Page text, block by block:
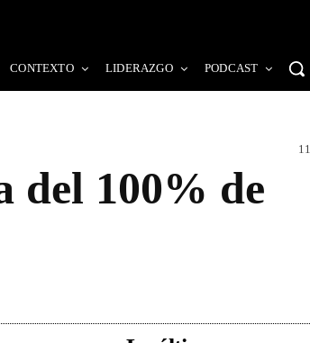
CONTEXTO LIDERAZGO PODCAST
del 100% de